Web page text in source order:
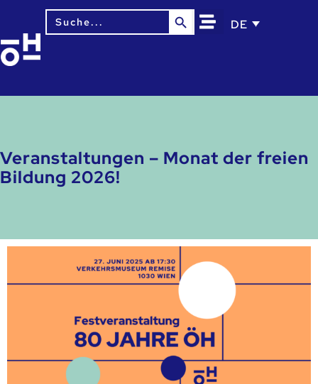
Search
for:
Search Button
DE
Veranstaltungen – Monat der freien
Bildung 2026!